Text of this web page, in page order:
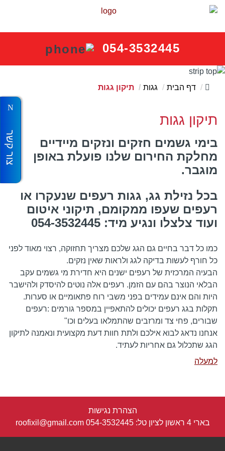
054-3532445
דף הבית גגות תיקון גגות
תיקון גגות
בימי גשמים חזקים ונזקים מיידיים
מחלקת החירום שלנו פועלת באופן
מוגבר.
בכל נזילת גג, גגות רעפים שנעקרו או
רעפים שעפו ממקומם, תיקוני איטום
ועוד צלצלו ונגיע מיד: 054-3532445
כמו כל דבר בחיים גם הגג שלכם מצריך תחזוקה, רצוי מאוד לפני
כל חורף לעשות בדיקה לגג ולראות שאין נזקים.
הבעיה המרכזית של רעפים ישנים היא חדירת מי גשמים עקב
הבלאי הנוצר בהם עם הזמן. רעפים אלה נוטים להיסדק ולהישבר
היות והם אינם עמידים בפני משבי רוח פתאומיים או סערות.
תקלות בגג רעפים יכולים להתאפיין במספר גורמים :רעפים
שבורים, פחי צד ומרזבים שהתמלאו בעלים וכו"
אנחנו נדאג לבוא אילכם ולתת חוות דעת מקצועית ונאמנה לתיקון
הגג שתכלול גם אחריות לעתיד.
למעלה
הצהרת נגישות
בארי 4 ראשון לציון טל:
054-3532445
roofixil@gmail.com
צור קשר